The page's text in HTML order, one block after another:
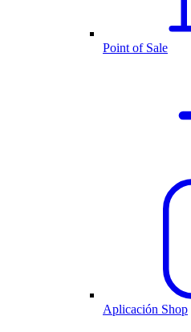
Point of Sale
Aplicación Shop